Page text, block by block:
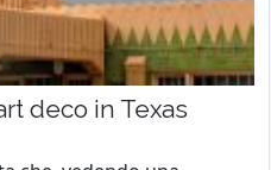
deco in Texas